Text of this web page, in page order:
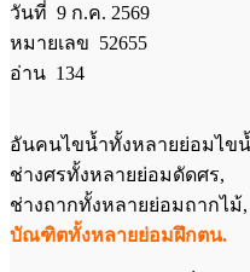
วันที่ 9 ก.ค. 2569
หมายเลข 52655
อ่าน 134
อันคนไขน้ำทั้งหลายย่อมไข
ช่างศรทั้งหลายย่อมดัดศร,
ช่างถากทั้งหลายย่อมถากไม้,
บัณฑิตทั้งหลายย่อมฝึกตน.